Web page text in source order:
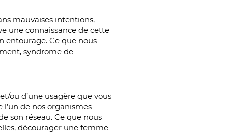
mauvaises intentions,
une connaissance de cette
entourage. Ce que nous
syndrome de
ou d’une usagère que vous
de nos organismes
son réseau. Ce que nous
décourager une femme